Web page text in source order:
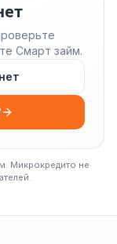
Смарт займ.
Микрокредито не